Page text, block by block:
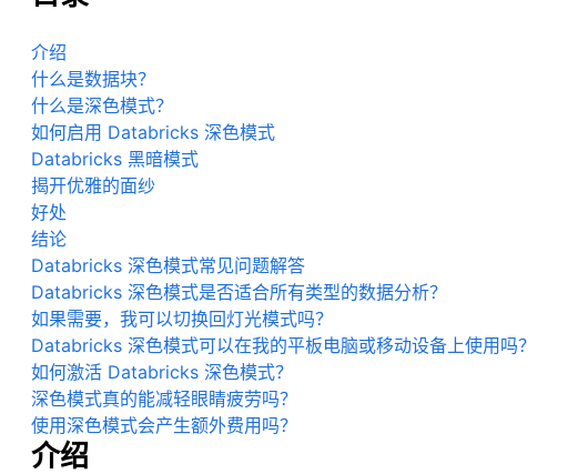
介绍
什么是数据块？
什么是深色模式？
如何启用 Databricks 深色模式
Databricks 黑暗模式
揭开优雅的面纱
好处
结论
Databricks 深色模式常见问题解答
Databricks 深色模式是否适合所有类型的数据分析？
如果需要，我可以切换回灯光模式吗？
Databricks 深色模式可以在我的平板电脑或移动设备上使用吗？
如何激活 Databricks 深色模式？
深色模式真的能减轻眼睛疲劳吗？
使用深色模式会产生额外费用吗？
介绍